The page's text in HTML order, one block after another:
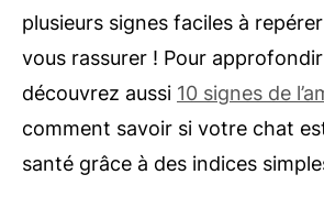
plusieurs signes faciles à
vous rassurer ! Pour
découvrez aussi 10 signes de
comment savoir si votre chat
santé grâce à des indices